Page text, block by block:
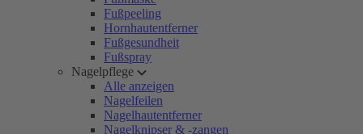
Fußpeeling
Hornhautentferner
Fußgesundheit
Fußspray
Nagelpflege
Alle anzeigen
Nagelfeilen
Nagelhautentferner
Nagelknipser & -zangen